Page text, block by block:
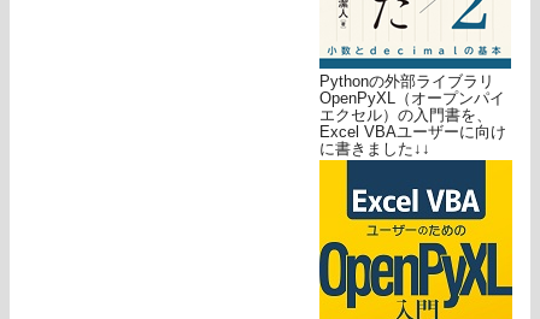
Pythonの外部ライブラリ
OpenPyXL（オープンパイ
エクセル）の入門書を、
Excel VBAユーザーに向け
に書きました↓↓